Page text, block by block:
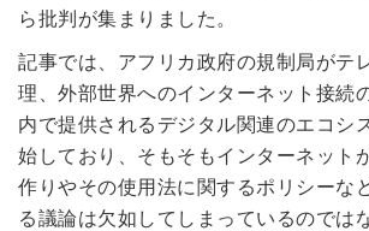
ら批判が集まりました。
記事では、アフリカ政府の規制局がテ
理、外部世界へのインターネット接続
内で提供されるデジタル関連のエコシ
始しており、そもそもインターネット
作りやその使用法に関するポリシーな
る議論は欠如してしまっているのでは